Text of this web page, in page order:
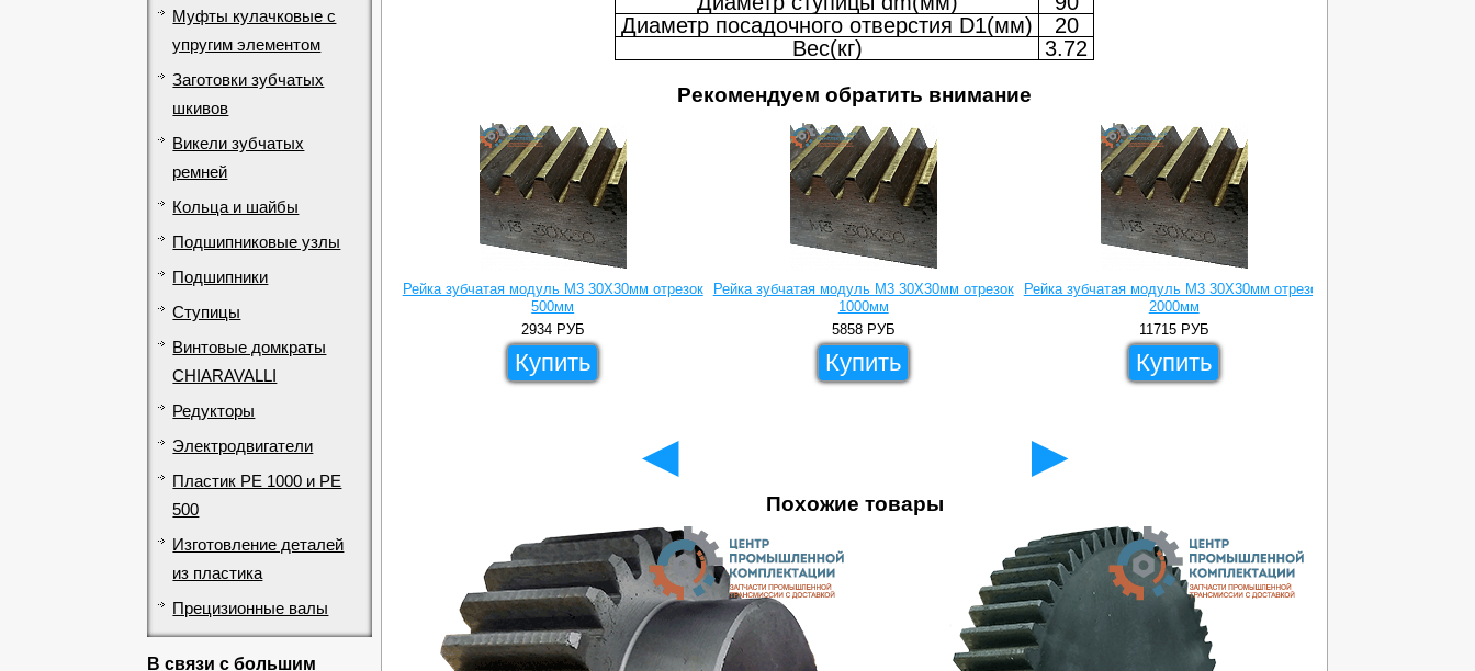
Муфты кулачковые с
упругим элементом
Заготовки зубчатых
шкивов
Викели зубчатых
ремней
Кольца и шайбы
Подшипниковые узлы
Подшипники
Ступицы
Винтовые домкраты
CHIARAVALLI
Редукторы
Электродвигатели
Пластик PE 1000 и PE
500
Изготовление деталей
из пластика
Прецизионные валы
В связи с большим
Диаметр посадочного отверстия D1(мм)
20
Вес(кг)
3.72
Рекомендуем обратить внимание
Рейка зубчатая модуль M3 30X30мм отрезок
500мм
2934 РУБ
Купить
Рейка зубчатая модуль M3 30X30мм отрезок
1000мм
5858 РУБ
Купить
Рейка зубчатая модуль M3 30X30мм отрезок
2000мм
11715 РУБ
Купить
◄ ►
Похожие товары